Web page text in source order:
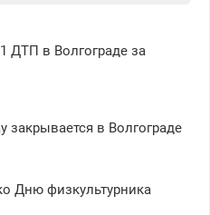
ДТП в Волгограде за
закрывается в Волгограде
Дню физкультурника